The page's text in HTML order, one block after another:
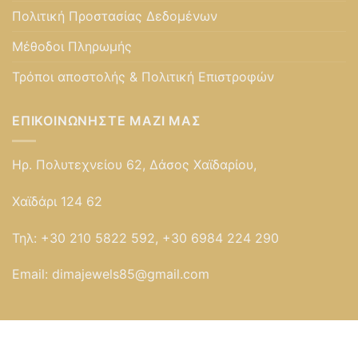
Πολιτική Προστασίας Δεδομένων
Μέθοδοι Πληρωμής
Τρόποι αποστολής & Πολιτική Επιστροφών
ΕΠΙΚΟΙΝΩΝΉΣΤΕ ΜΑΖΊ ΜΑΣ
Ηρ. Πολυτεχνείου 62, Δάσος Χαϊδαρίου,
Χαϊδάρι 124 62
Τηλ: +30 210 5822 592, +30 6984 224 290
Email: dimajewels85@gmail.com